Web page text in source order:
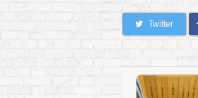
Twitter